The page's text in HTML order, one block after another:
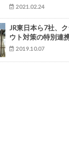
2021.02.24
JR東日本ら7社、
ウト対策の特別連
2019.10.07